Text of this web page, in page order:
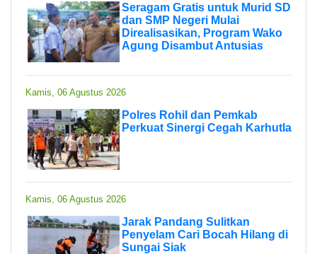
Seragam Gratis untuk Murid SD
dan SMP Negeri Mulai
Direalisasikan, Program Wako
Agung Disambut Antusias
Kamis, 06 Agustus 2026
Polres Rohil dan Pemkab
Perkuat Sinergi Cegah Karhutla
Kamis, 06 Agustus 2026
Jarak Pandang Sulitkan
Penyelam Cari Bocah Hilang di
Sungai Siak